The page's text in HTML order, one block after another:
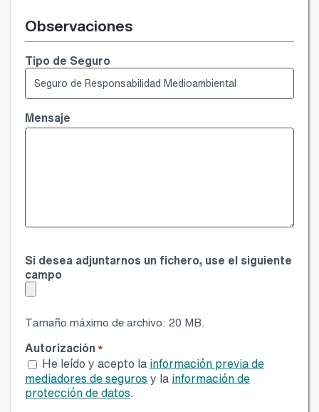
Observaciones
Tipo de Seguro
Mensaje
Si desea adjuntarnos un fichero, use el siguiente
campo
Tamaño máximo de archivo: 20 MB.
Autorización *
He leído y acepto la información previa de
mediadores de seguros y la información de
protección de datos.